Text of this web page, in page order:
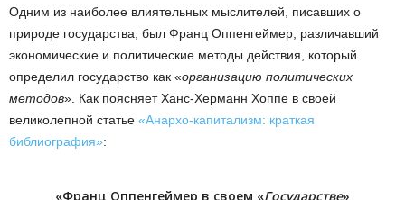
Одним из наиболее влиятельных мыслителей, писавших о
природе государства, был Франц Оппенгеймер, различавший
экономические и политические методы действия, который
определил государство как «организацию политических
методов». Как поясняет Ханс-Херманн Хоппе в своей
великолепной статье «Анархо-капитализм: краткая
библиография»:
«Франц Оппенгеймер в своем «Государстве»